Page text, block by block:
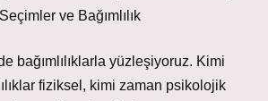
ve Bağımlılık
bağımlılıklarla yüzleşiyoruz. Kimi
fiziksel, kimi zaman psikolojik